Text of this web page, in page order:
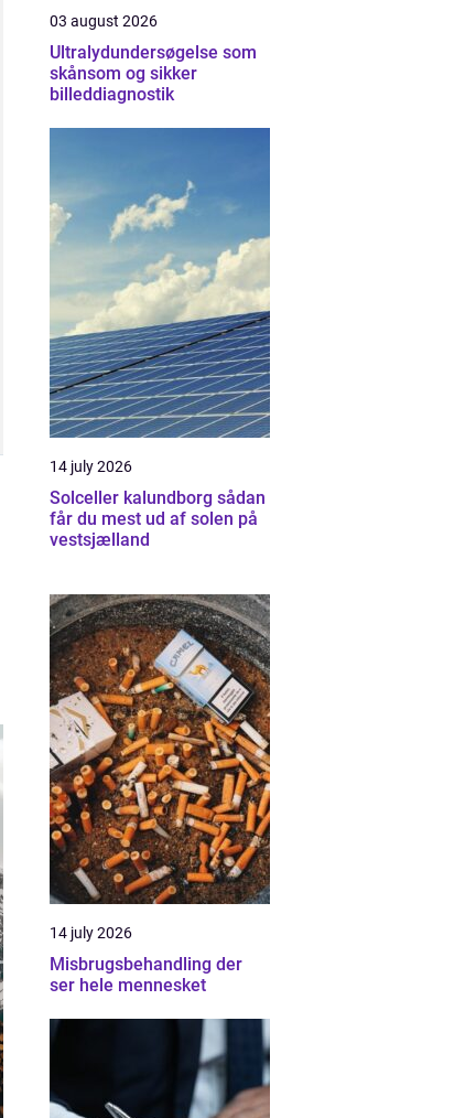
03 august 2026
Ultralydundersøgelse som
skånsom og sikker
billeddiagnostik
14 july 2026
Solceller kalundborg sådan
får du mest ud af solen på
vestsjælland
14 july 2026
Misbrugsbehandling der
ser hele mennesket